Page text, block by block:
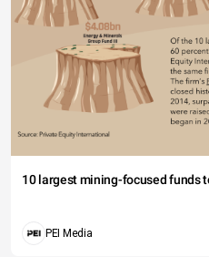
10 largest mining-focused funds
PEI Media